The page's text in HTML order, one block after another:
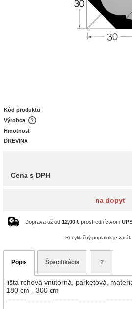
Kód produktu
Výrobca
Hmotnosť
DREVINA
Cena s DPH
na dopyt
Doprava už od 12,00 € prostredníctvom
Recyklačný poplatok je
Popis Špecifikácia ?
lišta rohová vnútorná, parketová,
180 cm - 300 cm